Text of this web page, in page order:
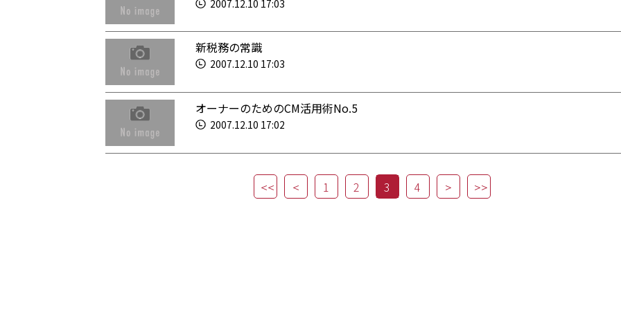
2007.12.10 17:03
新税務の常識
2007.12.10 17:03
オーナーのためのCM活用術No.5
2007.12.10 17:02
1 2 3 4